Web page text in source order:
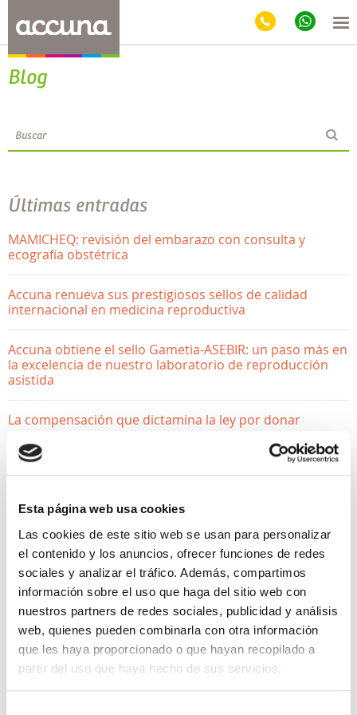
Esta página web usa cookies
Las cookies de este sitio web se usan para personalizar
el contenido y los anuncios, ofrecer funciones de redes
sociales y analizar el tráfico. Además, compartimos
información sobre el uso que haga del sitio web con
nuestros partners de redes sociales, publicidad y análisis
web, quienes pueden combinarla con otra información
que les haya proporcionado o que hayan recopilado a
partir del uso que haya hecho de sus servicios.
Blog
Últimas entradas
MAMICHEQ: revisión del embarazo con consulta y
ecografía obstétrica
Accuna renueva sus prestigiosos sellos de calidad
internacional en medicina reproductiva
Accuna obtiene el sello Gametia-ASEBIR: un paso más en
la excelencia de nuestro laboratorio de reproducción
asistida
La compensación que dictamina la ley por donar
¿Donar óvulos afecta a mi fertilidad? Desmontamos los
YA ESTOY EMBARAZADA